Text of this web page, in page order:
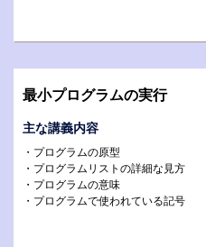
最小プログラムの実行
主な講義内容
プログラムの原型
プログラムリストの詳細な見方
プログラムの意味
プログラムで使われている記号